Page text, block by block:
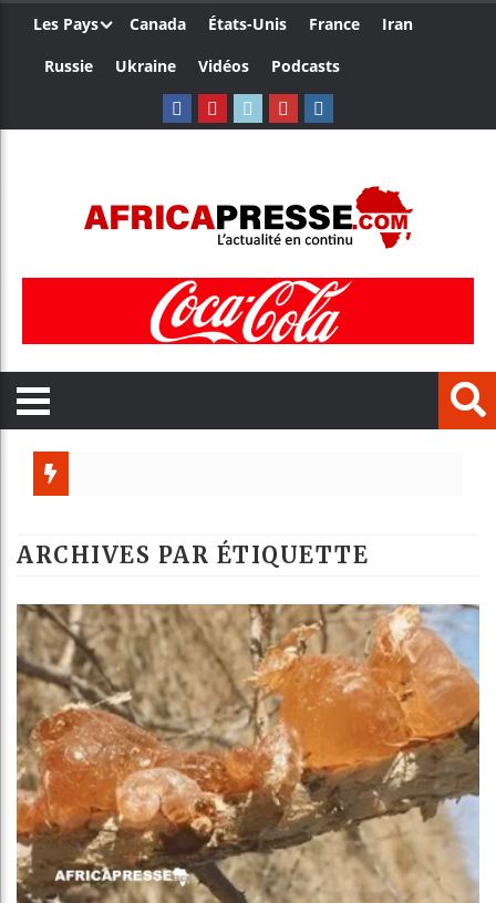
Les Pays Canada États-Unis France
Iran
Russie
Ukraine Vidéos Podcasts
ARCHIVES PAR ÉTIQUETTE